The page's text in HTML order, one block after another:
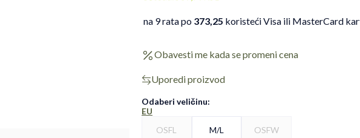
na 9 rata po 373,25 koristeći Visa ili MasterCard
Obavesti me kada se promeni cena
Uporedi proizvod
Odaberi veličinu:
EU
OSFL M/L OSFW